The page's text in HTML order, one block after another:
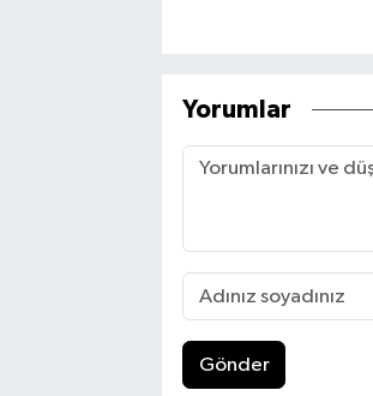
Yorumlar
Gönder